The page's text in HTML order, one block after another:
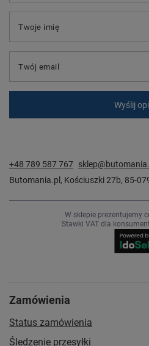
Twoje imię
Twój email
Wyślij
+48 789 587 767
Butomania.pl , Kościuszki 27b, 85-
W sklepie prezentujemy
Stawki VAT dla
Zamówienia
Status zamówienia
Śledzenie przesyłki